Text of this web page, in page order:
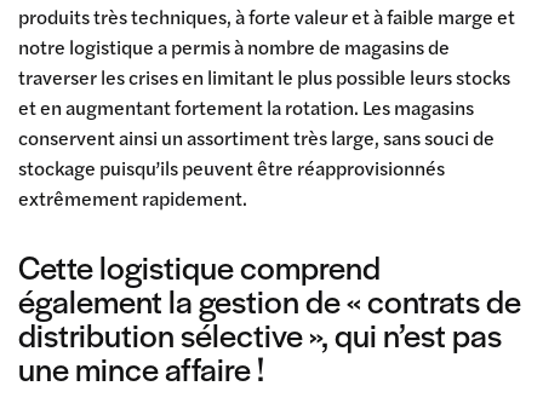
produits très techniques, à forte valeur et à faible marge et
notre logistique a permis à nombre de magasins de
traverser les crises en limitant le plus possible leurs stocks
et en augmentant fortement la rotation. Les magasins
conservent ainsi un assortiment très large, sans souci de
stockage puisqu’ils peuvent être réapprovisionnés
extrêmement rapidement.
Cette logistique comprend
également la gestion de « contrats de
distribution sélective », qui n’est pas
une mince affaire !